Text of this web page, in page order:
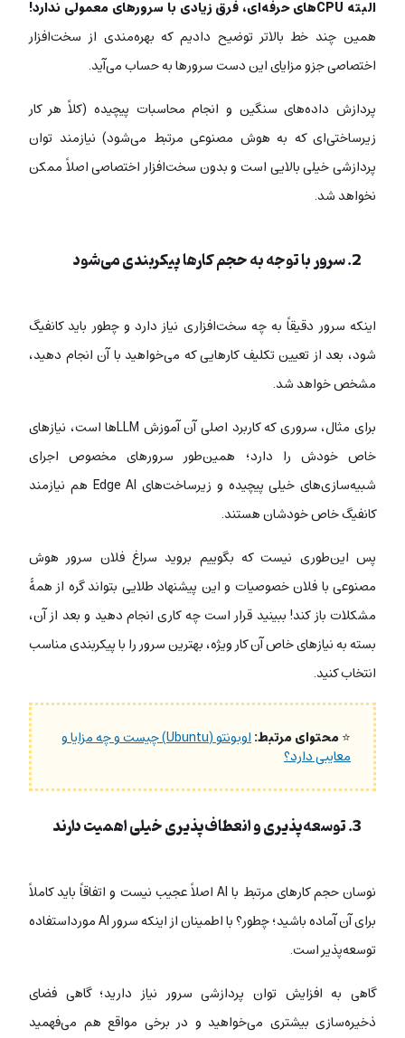
البته CPUهای حرفه‌ای، فرق زیادی با سرورهای معمولی ندارد!
همین چند خط بالاتر توضیح دادیم که بهره‌مندی از سخت‌افزار
اختصاصی جزو مزایای این دست سرورها به حساب می‌آید.
پردازش داده‌های سنگین و انجام محاسبات پیچیده (کلاً هر کار
زیرساختی‌ای که به هوش مصنوعی مرتبط می‌شود) نیازمند توان
پردازشی خیلی بالایی است و بدون سخت‌افزار اختصاصی اصلاً ممکن
نخواهد شد.
2. سرور با توجه به حجم کارها پیکربندی می‌شود
اینکه سرور دقیقاً به چه سخت‌افزاری نیاز دارد و چطور باید کانفیگ
شود، بعد از تعیین تکلیف کارهایی که می‌خواهید با آن انجام دهید،
مشخص خواهد شد.
برای مثال، سروری که کاربرد اصلی آن آموزش LLMها است، نیازهای
خاص خودش را دارد؛ همین‌طور سرورهای مخصوص اجرای
شبیه‌سازی‌های خیلی پیچیده و زیرساخت‌های Edge AI هم نیازمند
کانفیگ خاص خودشان هستند.
پس این‌طوری نیست که بگوییم بروید سراغ فلان سرور هوش
مصنوعی با فلان خصوصیات و این پیشنهاد طلایی بتواند گره از همۀ
مشکلات باز کند! ببینید قرار است چه کاری انجام دهید و بعد از آن،
بسته به نیازهای خاص آن کار ویژه، بهترین سرور را با پیکربندی مناسب
انتخاب کنید.
⭐محتوای مرتبط: اوبونتو (Ubuntu) چیست و چه مزایا و
معایبی دارد؟
3. توسعه‌پذیری و انعطاف‌پذیری خیلی اهمیت دارند
نوسان حجم کارهای مرتبط با AI اصلاً عجیب نیست و اتفاقاً باید کاملاً
برای آن آماده باشید؛ چطور؟ با اطمینان از اینکه سرور AI مورداستفاده
توسعه‌پذیر است.
گاهی به افزایش توان پردازشی سرور نیاز دارید؛ گاهی فضای
ذخیره‌سازی بیشتری می‌خواهید و در برخی مواقع هم می‌فهمید